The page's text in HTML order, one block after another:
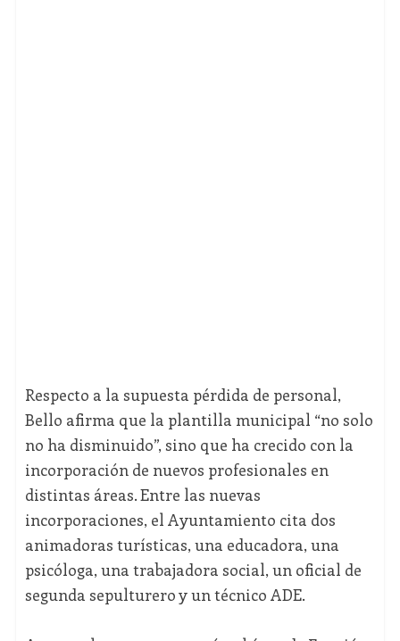
Respecto a la supuesta pérdida de personal,
Bello afirma que la plantilla municipal “no solo
no ha disminuido”, sino que ha crecido con la
incorporación de nuevos profesionales en
distintas áreas. Entre las nuevas
incorporaciones, el Ayuntamiento cita dos
animadoras turísticas, una educadora, una
psicóloga, una trabajadora social, un oficial de
segunda sepulturero y un técnico ADE.